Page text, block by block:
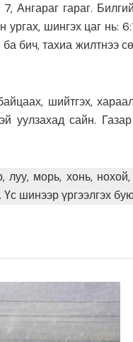
Ангараг гараг.
ургах, шингэх цаг нь:
ба бич, тахиа жилтнээ
шийтгэх,
уулзахад сайн.
луу, морь, хонь,
шинээр үргээлгэх